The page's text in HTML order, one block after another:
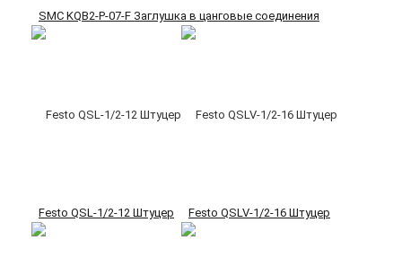
SMC KQB2-P-07-F Заглушка в цанговые соединения
Festo QSL-1/2-12 Штуцер Festo QSLV-1/2-16 Штуцер